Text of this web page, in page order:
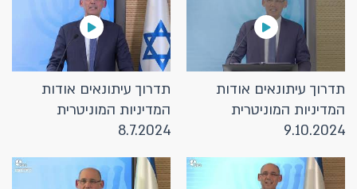
תדרוך עיתונאים אודות
המדיניות המוניטרית
9.10.2024
תדרוך עיתונאים אודות
המדיניות המוניטרית
8.7.2024